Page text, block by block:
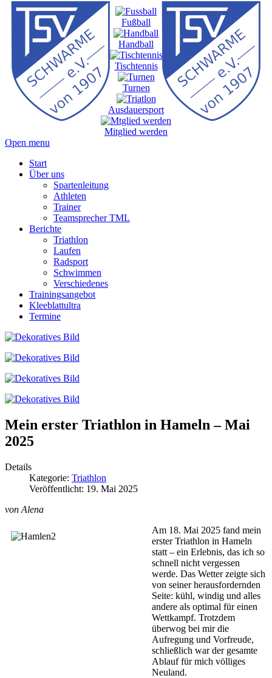
Fußball
Handball
Tischtennis
Turnen
Ausdauersport
Mitglied werden
Open menu
Start
Über uns
Spartenleitung
Athleten
Trainer
Teamsprecher TML
Berichte
Triathlon
Laufen
Radsport
Schwimmen
Verschiedenes
Trainingsangebot
Kleeblattultra
Termine
Mein erster Triathlon in Hameln – Mai
2025
Details
Kategorie: Triathlon
Veröffentlicht: 19. Mai 2025
von Alena
Am 18. Mai 2025 fand mein
erster Triathlon in Hameln
statt – ein Erlebnis, das ich so
schnell nicht vergessen
werde. Das Wetter zeigte sich
von seiner herausfordernden
Seite: kühl, windig und alles
andere als optimal für einen
Wettkampf. Trotzdem
überwog bei mir die
Aufregung und Vorfreude,
schließlich war der gesamte
Ablauf für mich völliges
Neuland.